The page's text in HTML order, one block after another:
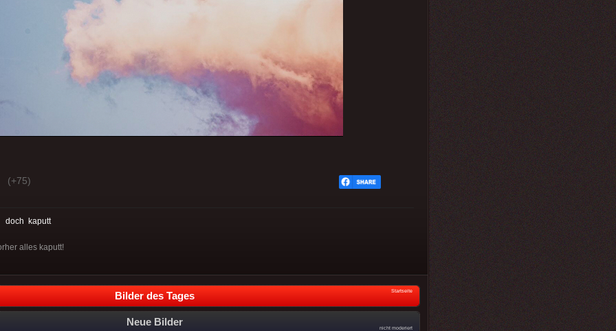
(+75)
doch kaputt
alles kaputt!
Bilder des Tages Startseite
Neue Bilder
nicht moderiert